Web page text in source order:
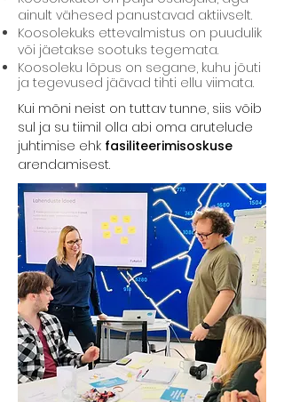
ainult vähesed panustavad aktiivselt.
Koosolekuks ettevalmistus on puudulik
või jäetakse sootuks tegemata.
Koosoleku lõpus on segane, kuhu jõuti
ja tegevused jäävad tihti ellu viimata.
Kui mõni neist on tuttav tunne, siis võib
sul ja su tiimil olla abi oma arutelude
juhtimise ehk fasiliteerimisoskuse
arendamisest.